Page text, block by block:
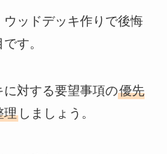
ッドデッキ作りで後悔
す。
対する要望事項の優先
理しましょう。